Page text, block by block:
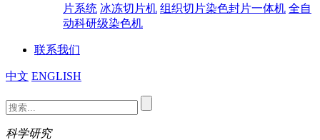
片系统 冰冻切片机 组织切片染色封片一体机 全自
动科研级染色机
联系我们
中文 ENGLISH
科学研究